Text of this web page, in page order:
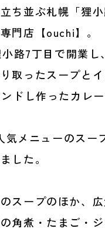
ち並ぶ札幌「狸
門店【ouchi】。
路7丁目で開業し
取ったスープと
ドし作ったカレ
メニューのスー
した。
スープのほか、
角煮・たまご・